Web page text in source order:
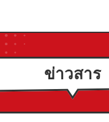
ข่าวสาร